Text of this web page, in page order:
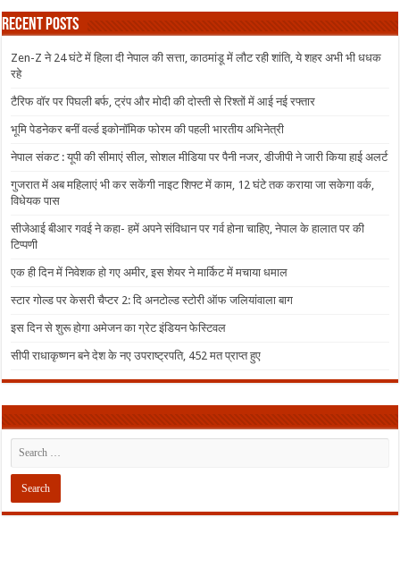
Recent Posts
Zen-Z ने 24 घंटे में हिला दी नेपाल की सत्ता, काठमांडू में लौट रही शांति, ये शहर अभी भी धधक
रहे
टैरिफ वॉर पर पिघली बर्फ, ट्रंप और मोदी की दोस्ती से रिश्तों में आई नई रफ्तार
भूमि पेडनेकर बनीं वर्ल्ड इकोनॉमिक फोरम की पहली भारतीय अभिनेत्री
नेपाल संकट : यूपी की सीमाएं सील, सोशल मीडिया पर पैनी नजर, डीजीपी ने जारी किया हाई अलर्ट
गुजरात में अब महिलाएं भी कर सकेंगी नाइट शिफ्ट में काम, 12 घंटे तक कराया जा सकेगा वर्क,
विधेयक पास
सीजेआई बीआर गवई ने कहा- हमें अपने संविधान पर गर्व होना चाहिए, नेपाल के हालात पर की
टिप्पणी
एक ही दिन में निवेशक हो गए अमीर, इस शेयर ने मार्किट में मचाया धमाल
स्टार गोल्ड पर केसरी चैप्टर 2: दि अनटोल्ड स्टोरी ऑफ जलियांवाला बाग
इस दिन से शुरू होगा अमेजन का ग्रेट इंडियन फेस्टिवल
सीपी राधाकृष्णन बने देश के नए उपराष्ट्रपति, 452 मत प्राप्त हुए